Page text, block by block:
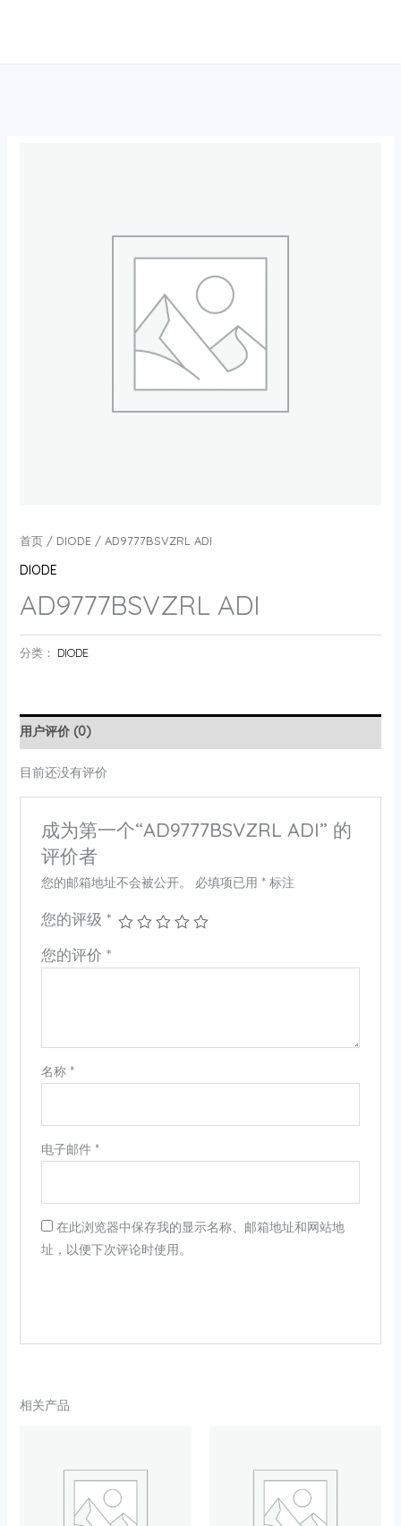
首页/ DIODE/ AD9777BSVZRL ADI
DIODE
AD9777BSVZRL ADI
分类： DIODE
用户评价 (0)
目前还没有评价
成为第一个“AD9777BSVZRL ADI” 的
评价者
您的邮箱地址不会被公开。 必填项已用 *标注
您的评级 *
您的评价 *
名称 *
电子邮件 *
在此浏览器中保存我的显示名称、邮箱地址和网站地
址，以便下次评论时使用。
相关产品